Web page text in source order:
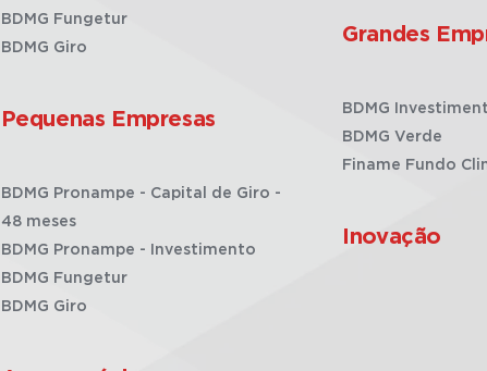
BDMG Fungetur
BDMG Giro
Pequenas Empresas
BDMG Pronampe - Capital de Giro -
48 meses
BDMG Pronampe - Investimento
BDMG Fungetur
BDMG Giro
Grandes
BDMG
BDMG Verde
Finame Fundo
Inovação